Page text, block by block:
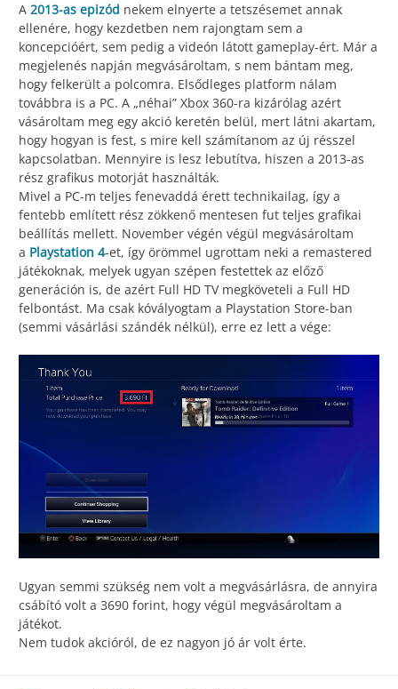
A 2013-as epizód nekem elnyerte a tetszésemet annak
ellenére, hogy kezdetben nem rajongtam sem a
koncepcióért, sem pedig a videón látott gameplay-ért. Már a
megjelenés napján megvásároltam, s nem bántam meg,
hogy felkerült a polcomra. Elsődleges platform nálam
továbbra is a PC. A „néhai” Xbox 360-ra kizárólag azért
vásároltam meg egy akció keretén belül, mert látni akartam,
hogy hogyan is fest, s mire kell számítanom az új résszel
kapcsolatban. Mennyire is lesz lebutítva, hiszen a 2013-as
rész grafikus motorját használták.
Mivel a PC-m teljes fenevaddá érett technikailag, így a
fentebb említett rész zökkenő mentesen fut teljes grafikai
beállítás mellett. November végén végül megvásároltam
a Playstation 4-et, így örömmel ugrottam neki a remastered
játékoknak, melyek ugyan szépen festettek az előző
generáción is, de azért Full HD TV megköveteli a Full HD
felbontást. Ma csak kóvályogtam a Playstation Store-ban
(semmi vásárlási szándék nélkül), erre ez lett a vége:
Ugyan semmi szükség nem volt a megvásárlásra, de annyira
csábító volt a 3690 forint, hogy végül megvásároltam a
játékot.
Nem tudok akcióról, de ez nagyon jó ár volt érte.